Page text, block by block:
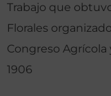
Trabajo que
Florales
Congreso Agrícola
1906